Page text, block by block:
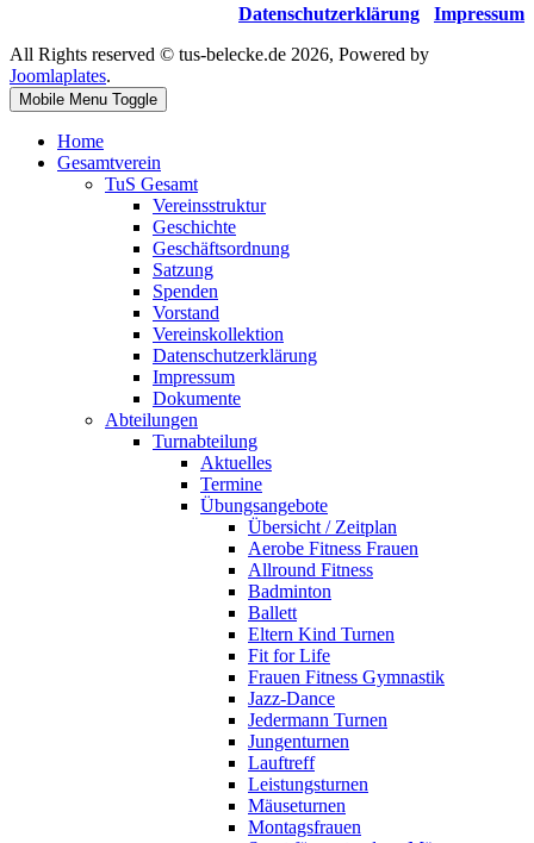
Datenschutzerklärung
Impressum
All Rights reserved © tus-belecke.de 2026, Powered by
Joomlaplates.
Mobile Menu Toggle
Home
Gesamtverein
TuS Gesamt
Vereinsstruktur
Geschichte
Geschäftsordnung
Satzung
Spenden
Vorstand
Vereinskollektion
Datenschutzerklärung
Impressum
Dokumente
Abteilungen
Turnabteilung
Aktuelles
Termine
Übungsangebote
Übersicht / Zeitplan
Aerobe Fitness Frauen
Allround Fitness
Badminton
Ballett
Eltern Kind Turnen
Fit for Life
Frauen Fitness Gymnastik
Jazz-Dance
Jedermann Turnen
Jungenturnen
Lauftreff
Leistungsturnen
Mäuseturnen
Montagsfrauen